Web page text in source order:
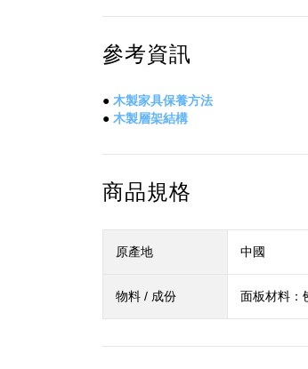
參考資訊
● 木製家具保養方法
● 木製層架結構
商品規格
原產地 中國
物料 / 成份 面板材料：